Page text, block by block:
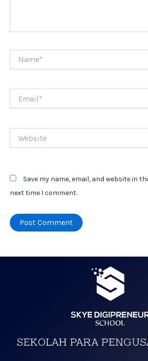
Save my name, email, and website in
next time I comment.